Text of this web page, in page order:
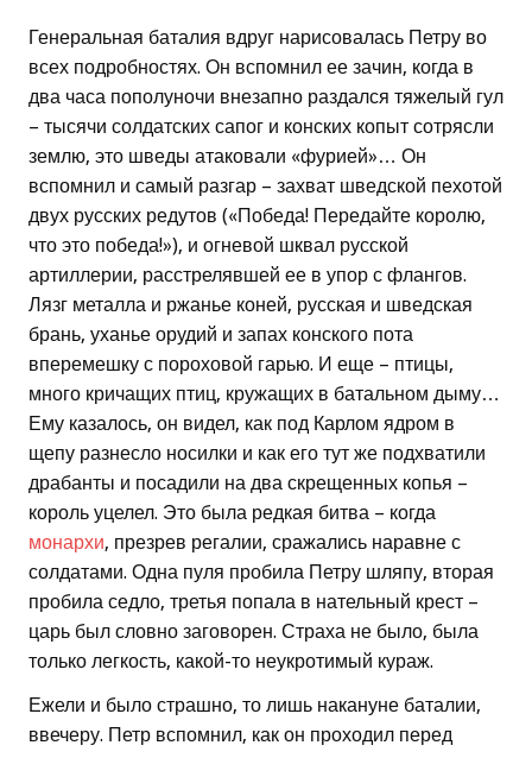
Генеральная баталия вдруг нарисовалась Петру во
всех подробностях. Он вспомнил ее зачин, когда в
два часа пополуночи внезапно раздался тяжелый гул
– тысячи солдатских сапог и конских копыт сотрясли
землю, это шведы атаковали «фурией»… Он
вспомнил и самый разгар – захват шведской пехотой
двух русских редутов («Победа! Передайте королю,
что это победа!»), и огневой шквал русской
артиллерии, расстрелявшей ее в упор с флангов.
Лязг металла и ржанье коней, русская и шведская
брань, уханье орудий и запах конского пота
вперемешку с пороховой гарью. И еще – птицы,
много кричащих птиц, кружащих в батальном дыму…
Ему казалось, он видел, как под Карлом ядром в
щепу разнесло носилки и как его тут же подхватили
драбанты и посадили на два скрещенных копья –
король уцелел. Это была редкая битва – когда
монархи, презрев регалии, сражались наравне с
солдатами. Одна пуля пробила Петру шляпу, вторая
пробила седло, третья попала в нательный крест –
царь был словно заговорен. Страха не было, была
только легкость, какой-то неукротимый кураж.
Ежели и было страшно, то лишь накануне баталии,
ввечеру. Петр вспомнил, как он проходил перед